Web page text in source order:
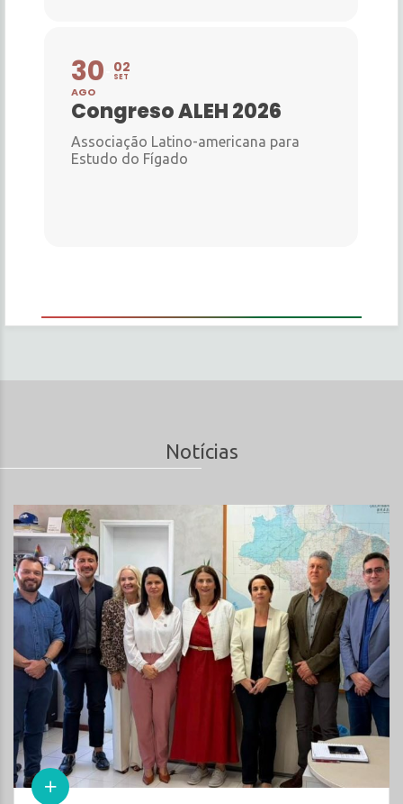
30
AGO
02
SET
Congreso ALEH 2026
Associação Latino-americana para
Estudo do Fígado
Notícias